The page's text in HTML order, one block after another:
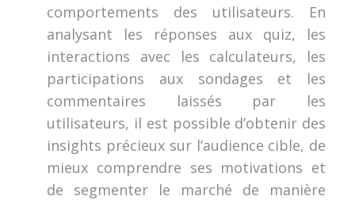
comportements des utilisateurs. En
analysant les réponses aux quiz, les
interactions avec les calculateurs, les
participations aux sondages et les
commentaires laissés par les
utilisateurs, il est possible d’obtenir des
insights précieux sur l’audience cible, de
mieux comprendre ses motivations et
de segmenter le marché de manière